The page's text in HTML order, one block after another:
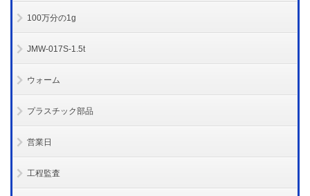
100万分の1g
JMW-017S-1.5t
ウォーム
プラスチック部品
営業日
工程監査